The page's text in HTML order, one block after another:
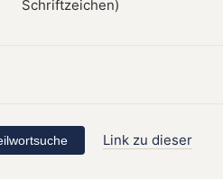
Link zu dieser